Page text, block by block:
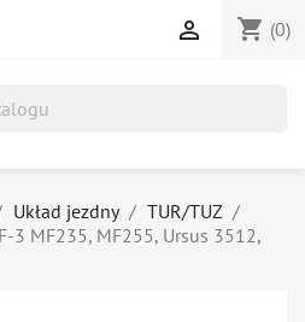
shopping_cart (0)

Układ jezdny
TUR/TUZ
3 MF235, MF255, Ursus 3512,